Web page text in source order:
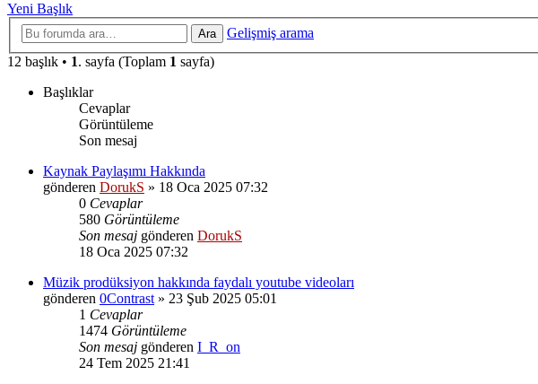
Yeni Başlık
Ara
Gelişmiş arama
12 başlık • 1. sayfa (Toplam 1 sayfa)
Başlıklar
Cevaplar
Görüntüleme
Son mesaj
Kaynak Paylaşımı Hakkında
gönderen DorukS » 18 Oca 2025 07:32
0 Cevaplar
580 Görüntüleme
Son mesaj gönderen DorukS
18 Oca 2025 07:32
Müzik prodüksiyon hakkında faydalı youtube videoları
gönderen 0Contrast » 23 Şub 2025 05:01
1 Cevaplar
1474 Görüntüleme
Son mesaj gönderen I_R_on
24 Tem 2025 21:41